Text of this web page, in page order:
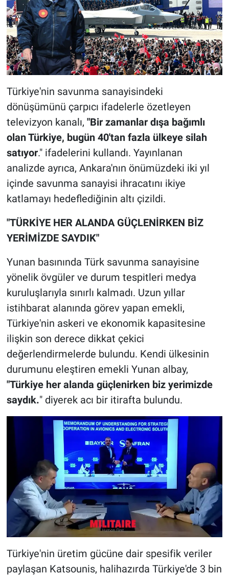
Türkiye'nin savunma sanayisindeki
dönüşümünü çarpıcı ifadelerle özetleyen
televizyon kanalı, "Bir zamanlar dışa bağımlı
olan Türkiye, bugün 40'tan fazla ülkeye silah
satıyor." ifadelerini kullandı. Yayınlanan
analizde ayrıca, Ankara'nın önümüzdeki iki yıl
içinde savunma sanayisi ihracatını ikiye
katlamayı hedeflediğinin altı çizildi.
"TÜRKİYE HER ALANDA GÜÇLENİRKEN BİZ
YERİMİZDE SAYDIK"
Yunan basınında Türk savunma sanayisine
yönelik övgüler ve durum tespitleri medya
kuruluşlarıyla sınırlı kalmadı. Uzun yıllar
istihbarat alanında görev yapan emekli,
Türkiye'nin askeri ve ekonomik kapasitesine
ilişkin son derece dikkat çekici
değerlendirmelerde bulundu. Kendi ülkesinin
durumunu eleştiren emekli Yunan albay,
"Türkiye her alanda güçlenirken biz yerimizde
saydık." diyerek acı bir itirafta bulundu.
Türkiye'nin üretim gücüne dair spesifik veriler
paylaşan Katsounis, halihazırda Türkiye'de 3 bin